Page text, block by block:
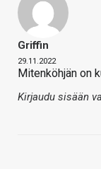
Griffin
29.11.2022
Mitenköhjän on
Kirjaudu sisään